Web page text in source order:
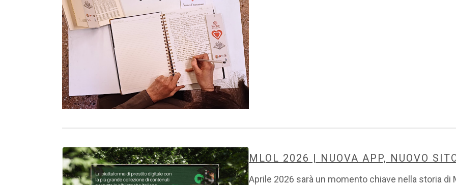
MLOL 2026 | NUOVA APP, NUOVO
Aprile 2026 sarà un momento chiave nella storia di